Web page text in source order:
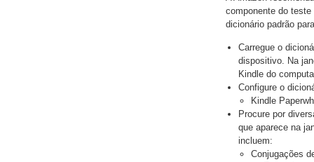
componente do
dicionário padrão
Carregue o
dispositivo. Na
Kindle do
Configure o
Kindle
Procure por
que aparece na
incluem:
Conjugações